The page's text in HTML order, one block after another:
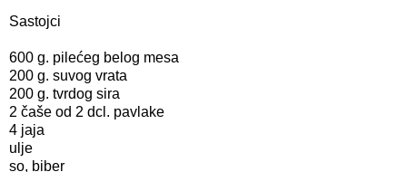
Sastojci
600 g. pilećeg belog mesa
200 g. suvog vrata
200 g. tvrdog sira
2 čaše od 2 dcl. pavlake
4 jaja
ulje
so, biber